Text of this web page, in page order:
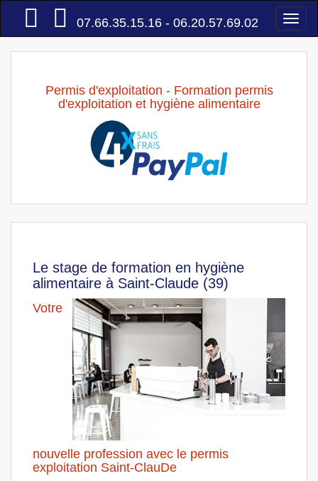
Accueil
07.66.35.15.16 - 06.20.57.69.02
Permis d'exploitation - Formation permis
d'exploitation et hygiène alimentaire
Le stage de formation en hygiène
alimentaire à Saint-Claude (39)
Votre
nouvelle profession avec le permis
exploitation Saint-ClauDe